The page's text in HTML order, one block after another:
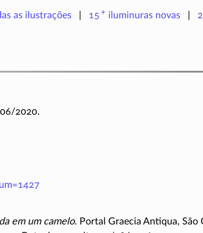
as ilustrações 15 + iluminurasnovas
06/2020.
em um camelo. Portal Graecia Antiqua, São